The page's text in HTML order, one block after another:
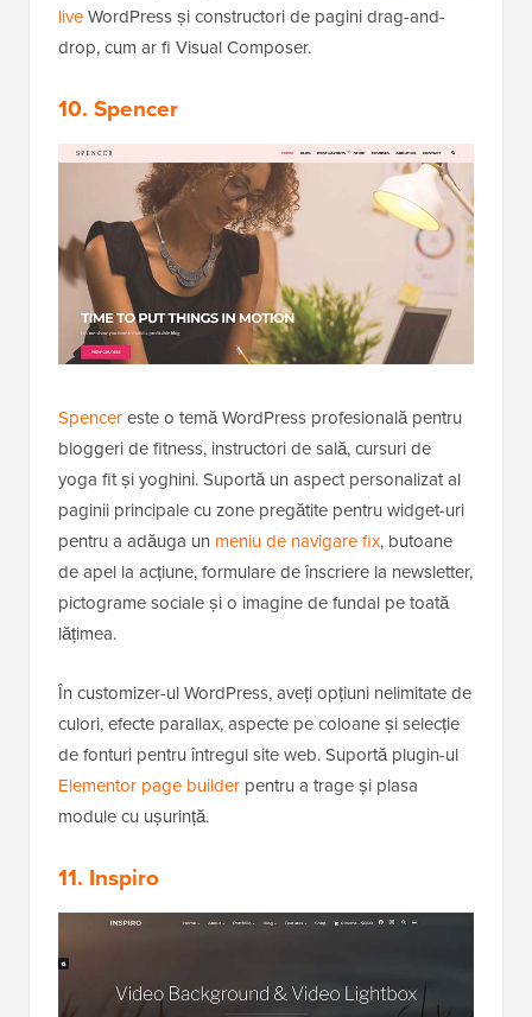
liveWordPress și constructori de pagini drag-and-
drop, cum ar fi Visual Composer.
10. Spencer
Spencereste o temă WordPress profesională pentru
bloggeri de fitness, instructori de sală, cursuri de
yoga fit și yoghini. Suportă un aspect personalizat al
paginii principale cu zone pregătite pentru widget-uri
pentru a adăuga un meniu de navigare fix, butoane
de apel la acțiune, formulare de înscriere la newsletter,
pictograme sociale și o imagine de fundal pe toată
lățimea.
În customizer-ul WordPress, aveți opțiuni nelimitate de
culori, efecte parallax, aspecte pe coloane și selecție
de fonturi pentru întregul site web. Suportă plugin-ul
Elementor page builder pentru a trage și plasa
module cu ușurință.
11. Inspiro